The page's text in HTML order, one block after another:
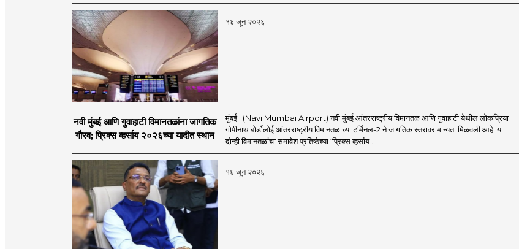
१६ जून २०२६
नवी मुंबई आणि गुवाहाटी विमानतळांना जागतिक
गौरव; प्रिक्स व्हर्साय २०२६च्या यादीत स्थान
मुंबई : (Navi Mumbai Airport) नवी मुंबई आंतरराष्ट्रीय विमानतळ आणि गुवाहाटी येथील लोकप्रिया
गोपीनाथ बोर्डोलोई आंतरराष्ट्रीय विमानतळाच्या टर्मिनल-2 ने जागतिक स्तरावर मान्यता मिळवली आहे. या
दोन्ही विमानतळांचा समावेश प्रतिष्ठेच्या ‘प्रिक्स व्हर्साय ..
१६ जून २०२६